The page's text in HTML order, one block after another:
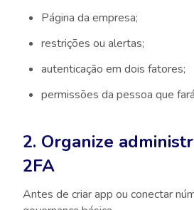
Página da empresa;
restrições ou alertas;
autenticação em dois fatores;
permissões da pessoa que
2. Organize
2FA
Antes de criar app ou conectar